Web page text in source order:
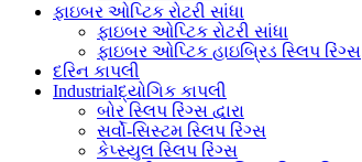
ફાઇબર ઓપ્ટિક રોટરી સાંધા
ફાઇબર ઓપ્ટિક રોટરી સાંધા
ફાઇબર ઓપ્ટિક હાઇબ્રિડ સ્લિપ રિંગ્સ
દરિન કાપલી
Industrialદ્યોગિક કાપલી
બોર સ્લિપ રિંગ્સ દ્વારા
સર્વો-સિસ્ટમ સ્લિપ રિંગ્સ
કેપ્સ્યુલ સ્લિપ રિંગ્સ